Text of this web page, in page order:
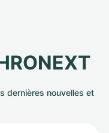
dernières nouvelles et